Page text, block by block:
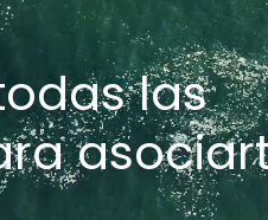
las